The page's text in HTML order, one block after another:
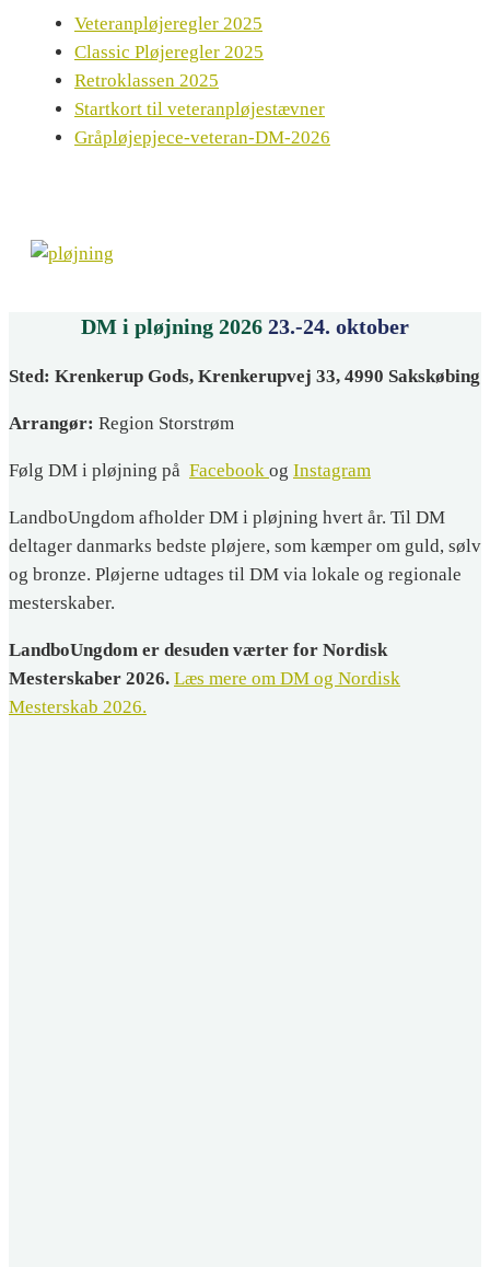
Veteranpløjeregler 2025
Classic Pløjeregler 2025
Retroklassen 2025
Startkort til veteranpløjestævner
Gråpløjepjece-veteran-DM-2026
DM i pløjning 2026 23.-24. oktober
Sted: Krenkerup Gods, Krenkerupvej 33, 4990 Sakskøbing
Arrangør: Region Storstrøm
Følg DM i pløjning på Facebook og Instagram
LandboUngdom afholder DM i pløjning hvert år. Til DM
deltager danmarks bedste pløjere, som kæmper om guld, sølv
og bronze. Pløjerne udtages til DM via lokale og regionale
mesterskaber.
LandboUngdom er desuden værter for Nordisk
Mesterskaber 2026. Læs mere om DM og Nordisk
Mesterskab 2026.